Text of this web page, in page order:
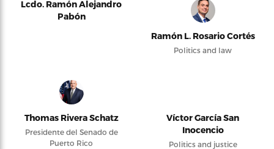
Lcdo. Ramón Alejandro
Pabón
Ramón L. Rosario Cortés
Politics and law
Thomas Rivera Schatz
Presidente del Senado de
Puerto Rico
Víctor García San
Inocencio
Politics and justice